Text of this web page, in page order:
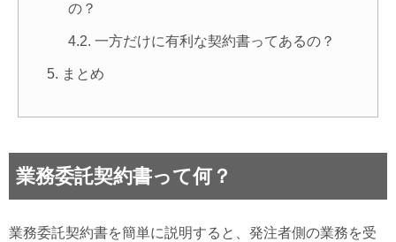
の？
一方だけに有利な契約書ってあるの？
まとめ
業務委託契約書って何？
業務委託契約書を簡単に説明すると、発注者側の業務を受